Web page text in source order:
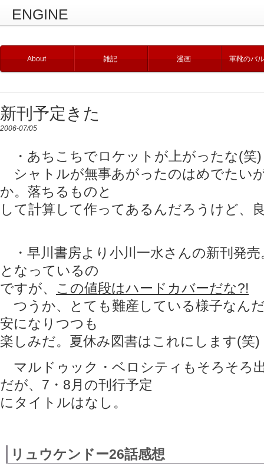
ENGINE
About 雑記 漫画 軍靴のバ
新刊予定きた
2006-07/05
・あちこちでロケットが上がったな(笑)
シャトルが無事あがったのはめでたい
か。落ちるものと
して計算して作ってあるんだろうけど、
・早川書房より小川一水さんの新刊発売
となっているの
ですが、 この値段はハードカバーだな?!
つうか、とても難産している様子なん
安になりつつも
楽しみだ。夏休み図書はこれにします(笑)
マルドゥック・ベロシティもそろそろ
だが、7・8月の刊行予定
にタイトルはなし。
リュウケンドー26話感想